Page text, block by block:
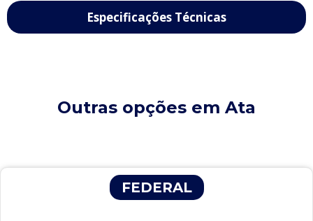
Especificações Técnicas
Outras opções em Ata
FEDERAL
Página
Página
Página
PáginaPágina